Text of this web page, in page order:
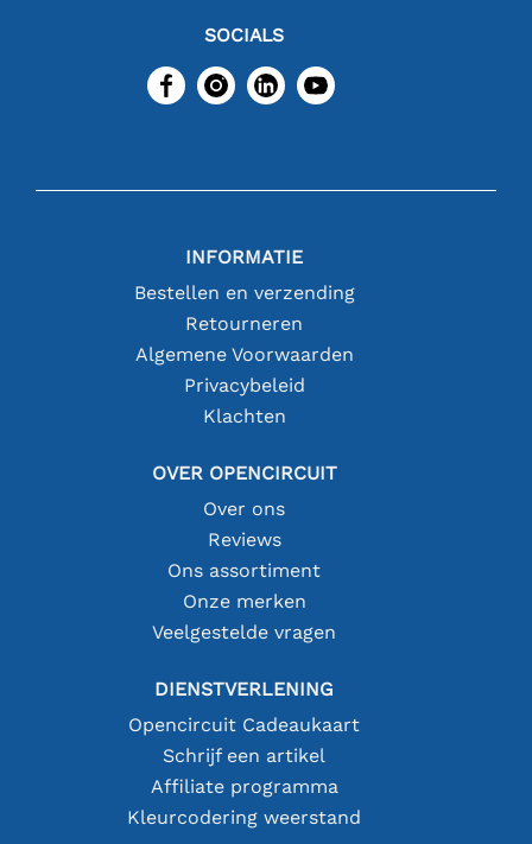
SOCIALS
INFORMATIE
Bestellen en verzending
Retourneren
Algemene Voorwaarden
Privacybeleid
Klachten
OVER OPENCIRCUIT
Over ons
Reviews
Ons assortiment
Onze merken
Veelgestelde vragen
DIENSTVERLENING
Opencircuit Cadeaukaart
Schrijf een artikel
Affiliate programma
Kleurcodering weerstand